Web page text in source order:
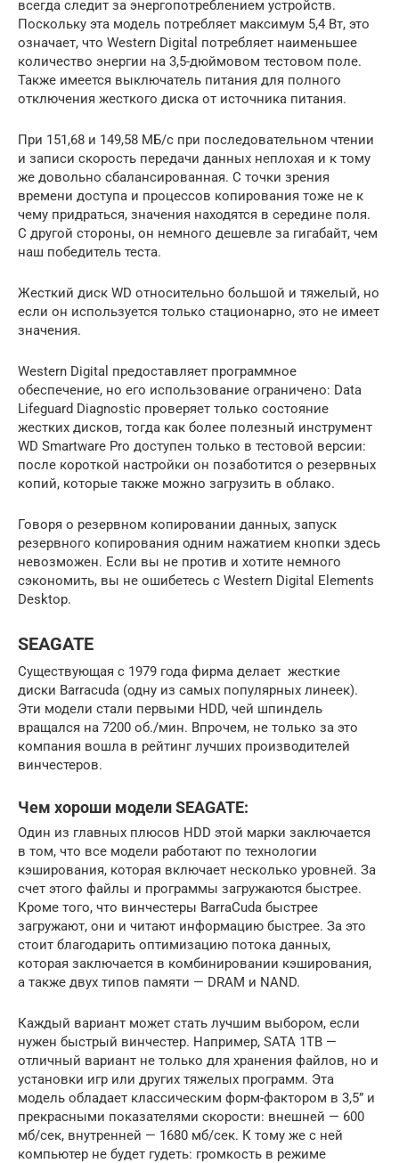
всегда следит за энергопотреблением устройств.
Поскольку эта модель потребляет максимум 5,4 Вт, это
означает, что Western Digital потребляет наименьшее
количество энергии на 3,5-дюймовом тестовом поле.
Также имеется выключатель питания для полного
отключения жесткого диска от источника питания.
При 151,68 и 149,58 МБ/с при последовательном чтении
и записи скорость передачи данных неплохая и к тому
же довольно сбалансированная. С точки зрения
времени доступа и процессов копирования тоже не к
чему придраться, значения находятся в середине поля.
С другой стороны, он немного дешевле за гигабайт, чем
наш победитель теста.
Жесткий диск WD относительно большой и тяжелый, но
если он используется только стационарно, это не имеет
значения.
Western Digital предоставляет программное
обеспечение, но его использование ограничено: Data
Lifeguard Diagnostic проверяет только состояние
жестких дисков, тогда как более полезный инструмент
WD Smartware Pro доступен только в тестовой версии:
после короткой настройки он позаботится о резервных
копий, которые также можно загрузить в облако.
Говоря о резервном копировании данных, запуск
резервного копирования одним нажатием кнопки здесь
невозможен. Если вы не против и хотите немного
сэкономить, вы не ошибетесь с Western Digital Elements
Desktop.
SEAGATE
Существующая с 1979 года фирма делает жесткие
диски Barracuda (одну из самых популярных линеек).
Эти модели стали первыми HDD, чей шпиндель
вращался на 7200 об./мин. Впрочем, не только за это
компания вошла в рейтинг лучших производителей
винчестеров.
Чем хороши модели SEAGATE:
Один из главных плюсов HDD этой марки заключается
в том, что все модели работают по технологии
кэширования, которая включает несколько уровней. За
счет этого файлы и программы загружаются быстрее.
Кроме того, что винчестеры BarraCuda быстрее
загружают, они и читают информацию быстрее. За это
стоит благодарить оптимизацию потока данных,
которая заключается в комбинировании кэширования,
а также двух типов памяти — DRAM и NAND.
Каждый вариант может стать лучшим выбором, если
нужен быстрый винчестер. Например, SATA 1TB —
отличный вариант не только для хранения файлов, но и
установки игр или других тяжелых программ. Эта
модель обладает классическим форм-фактором в 3,5” и
прекрасными показателями скорости: внешней — 600
мб/сек, внутренней — 1680 мб/сек. К тому же с ней
компьютер не будет гудеть: громкость в режиме